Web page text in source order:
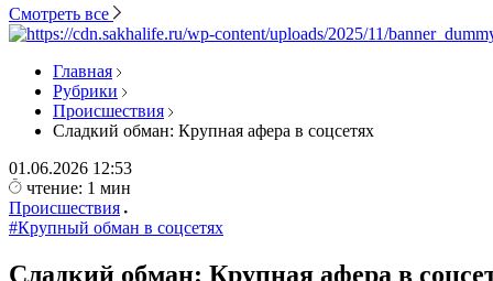
Смотреть все
Главная
Рубрики
Происшествия
Сладкий обман: Крупная афера в соцсетях
01.06.2026 12:53
чтение: 1 мин
Происшествия
#Крупный обман в соцсетях
Сладкий обман: Крупная афера в